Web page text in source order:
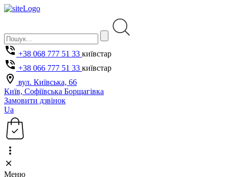
+38 068 777 51 33 київстар
+38 066 777 51 33 київстар
вул. Київська, 66
Київ, Софіївська Борщагівка
Замовити дзвінок
Ua
Меню